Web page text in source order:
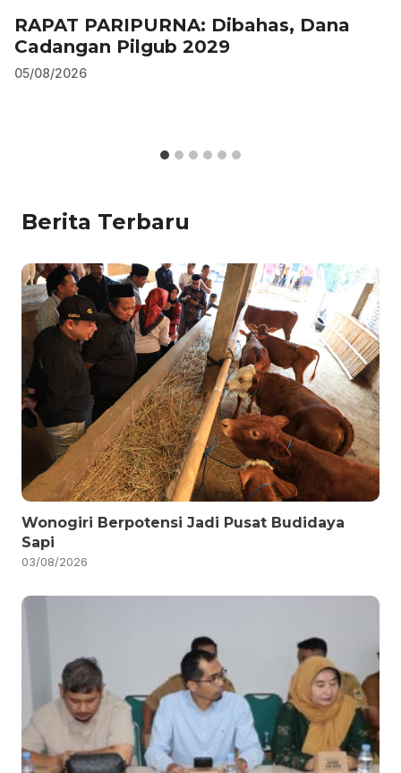
RAPAT PARIPURNA: Dibahas, Dana
Cadangan Pilgub 2029
05/08/2026
Berita Terbaru
Wonogiri Berpotensi Jadi Pusat Budidaya
Sapi
03/08/2026